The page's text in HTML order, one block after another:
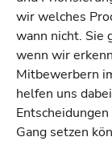
wir welches
wann nicht. Sie
wenn wir
Mitbewerbern
helfen uns
Gang setzen